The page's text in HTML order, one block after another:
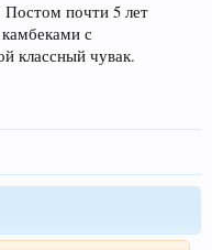
Постом почти 5 лет
с
классный чувак.